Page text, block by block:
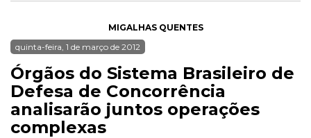
MIGALHAS QUENTES
quinta-feira, 1 de março de 2012
Órgãos do Sistema Brasileiro de
Defesa de Concorrência
analisarão juntos operações
complexas